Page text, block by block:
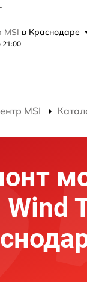
MSI в Краснодаре
21:00
MSI
Wind